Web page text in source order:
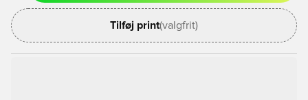
Tilføj print(valgfrit)